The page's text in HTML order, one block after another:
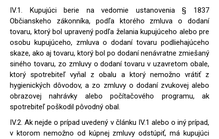
IV.1. Kupujúci berie na vedomie ustanovenia § 1837
Občianskeho zákonníka, podľa ktorého zmluva o dodaní
tovaru, ktorý bol upravený podľa želania kupujúceho alebo pre
osobu kupujúceho, zmluva o dodaní tovaru podliehajúceho
skaze, ako aj tovaru, ktorý bol po dodaní nenávratne zmiešaný
siného tovaru, zo zmluvy o dodaní tovaru v uzavretom obale,
ktorý spotrebiteľ vyňal z obalu a ktorý nemožno vrátiť z
hygienických dôvodov, a zo zmluvy o dodaní zvukovej alebo
obrazovej nahrávky alebo počítačového programu, ak
spotrebiteľ poškodil pôvodný obal.
IV.2. Ak nejde o prípad uvedený v článku IV.1 alebo o iný prípad,
v ktorom nemožno od kúpnej zmluvy odstúpiť, má kupujúci